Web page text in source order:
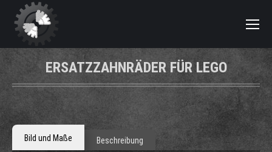
ERSATZZAHNRÄDER FÜR LEGO
Bild und Maße Beschreibung